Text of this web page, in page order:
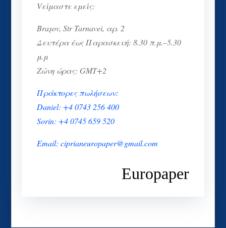
Vείμαστε εμείς:
Brașov, Str Tarnavei, αρ. 2
Δευτέρα έως Παρασκευή: 8.30 π.μ.–5.30
μ.μ
Ζώνη ώρας: GMT+2
Πράκτορες πωλήσεων:
Daniel: +4 0743 256 400
Sorin: +4 0745 659 520
Email: ciprianeuropaper@gmail.com
Europaper